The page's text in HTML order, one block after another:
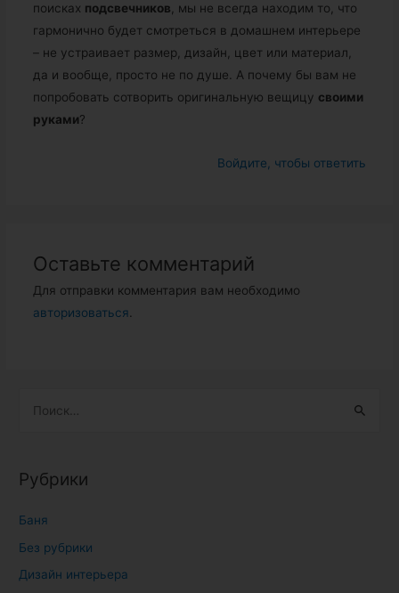
поисках подсвечников , мы не всегда находим то, что
гармонично будет смотреться в домашнем интерьере
– не устраивает размер, дизайн, цвет или материал,
да и вообще, просто не по душе. А почему бы вам не
попробовать сотворить оригинальную вещицу своими
руками?
Войдите, чтобы ответить
Оставьте комментарий
Для отправки комментария вам необходимо
авторизоваться
т
:
Рубрики
Баня
Без рубрики
Дизайн интерьера